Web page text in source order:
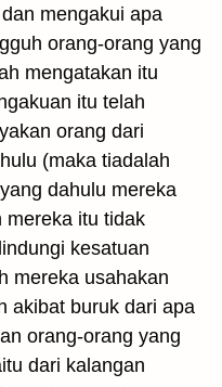
mengakui apa
orang-orang yang
mengatakan itu
itu telah
orang dari
(maka tiadalah
dahulu mereka
mereka itu tidak
kesatuan
mereka usahakan
akibat buruk dari apa
orang-orang yang
dari kalangan